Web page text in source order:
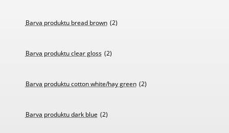
Barva produktu bread brown (2)
Barva produktu clear gloss (2)
Barva produktu cotton white/hay green (2)
Barva produktu dark blue (2)